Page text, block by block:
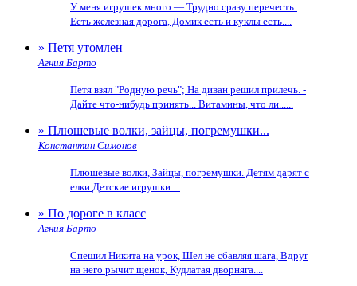
У меня игрушек много — Трудно сразу перечесть:
Есть железная дорога, Домик есть и куклы есть....
» Петя утомлен
Агния Барто
Петя взял "Родную речь"; На диван решил прилечь. -
Дайте что-нибудь принять... Витамины, что ли......
» Плюшевые волки, зайцы, погремушки...
Константин Симонов
Плюшевые волки, Зайцы, погремушки. Детям дарят с
елки Детские игрушки....
» По дороге в класс
Агния Барто
Спешил Никита на урок, Шел не сбавляя шага, Вдруг
на него рычит щенок, Кудлатая дворняга....